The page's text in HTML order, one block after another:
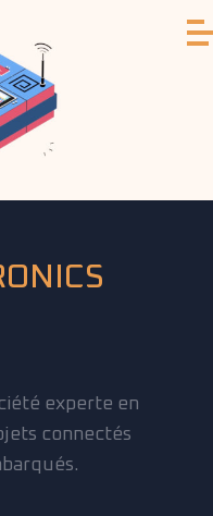
experte en
connectés